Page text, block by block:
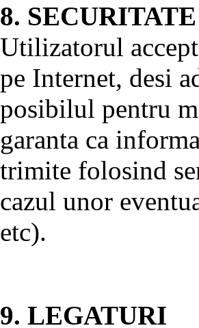
8. SECURITATE
Utilizatorul
pe Internet, desi
posibilul pentru
garanta ca
trimite folosind
cazul unor
etc).
9. LEGATURI